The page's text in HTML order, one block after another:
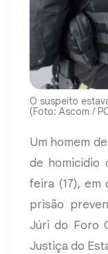
O suspeito
(Foto: Ascom /
Um homem
de homicídio
feira (17), em
prisão
Júri do Foro
Justiça do